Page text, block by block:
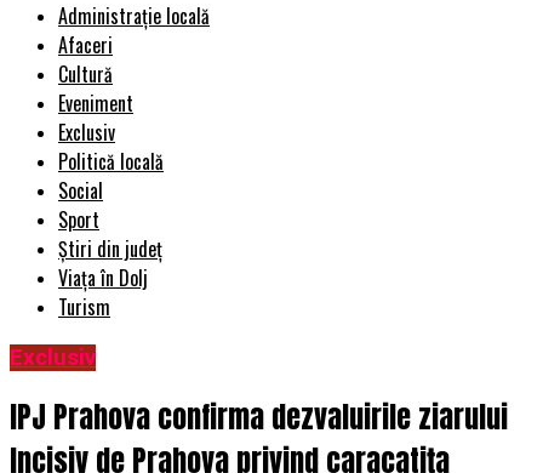
Administrație locală
Afaceri
Cultură
Eveniment
Exclusiv
Politică locală
Social
Sport
Știri din județ
Viața în Dolj
Turism
Exclusiv
IPJ Prahova confirma dezvaluirile ziarului
Incisiv de Prahova privind caracatița